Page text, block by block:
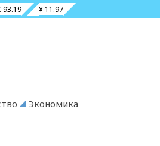
93.19 ¥ 11.97
Экономика